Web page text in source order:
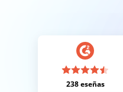
238 eseñas